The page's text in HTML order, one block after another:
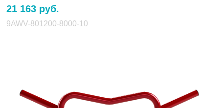
21 163 руб.
9AWV-801200-8000-10